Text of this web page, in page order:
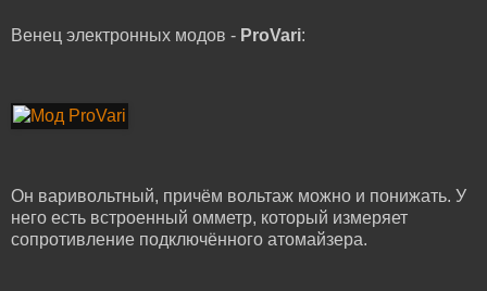
Венец электронных модов - ProVari:
Он варивольтный, причём вольтаж можно и понижать. У
него есть встроенный омметр, который измеряет
сопротивление подключённого атомайзера.